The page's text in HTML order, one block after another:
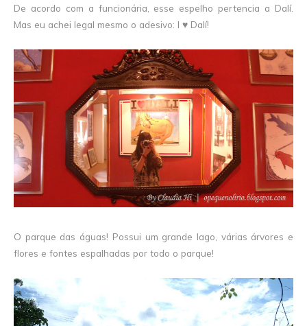
De acordo com a funcionária, esse espelho pertencia a Dalí.
Mas eu achei legal mesmo o adesivo: I ♥ Dalí!
O parque das águas! Possui um grande lago, várias árvores e
flores e fontes espalhadas por todo o parque!